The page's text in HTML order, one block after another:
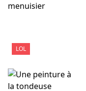
LOL